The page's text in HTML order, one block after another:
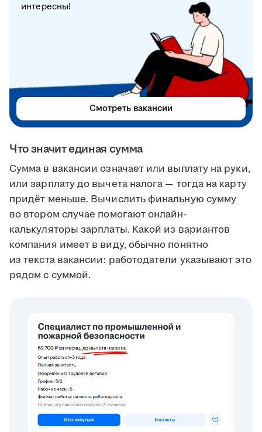
Что значит единая сумма
Сумма в вакансии означает или выплату на руки,
или зарплату до вычета налога — тогда на карту
придёт меньше. Вычислить финальную сумму
во втором случае помогают онлайн-
калькуляторы зарплаты. Какой из вариантов
компания имеет в виду, обычно понятно
из текста вакансии: работодатели указывают это
рядом с суммой.
интересны!
Смотреть вакансии